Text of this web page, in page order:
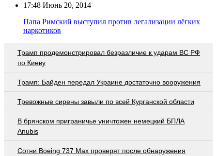
17:48 Июнь 20, 2014
Папа Римский выступил против легализации лёгких
наркотиков
Трамп продемонстрировал безразличие к ударам ВС РФ
по Киеву
Трамп: Байден передал Украине достаточно вооружения
Тревожные сирены завыли по всей Курганской области
В брянском приграничье уничтожен немецкий БПЛА
Anubis
Сотни Boeing 737 Max проверят после обнаружения